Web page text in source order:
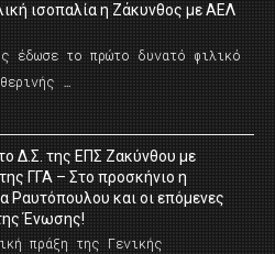
ισοπαλία η Ζάκυνθος με ΑΕΛ
έδωσε το πρώτο δυνατό φιλικό
…
Δ.Σ. της ΕΠΣ Ζακύνθου με
ΓΓΑ – Στο προσκήνιο η
Ραυτόπουλου και οι επόμενες
Ένωσης!
πράξη της Γενικής